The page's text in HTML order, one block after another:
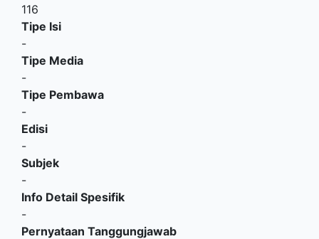
116
Tipe Isi
-
Tipe Media
-
Tipe Pembawa
-
Edisi
-
Subjek
-
Info Detail Spesifik
-
Pernyataan Tanggungjawab